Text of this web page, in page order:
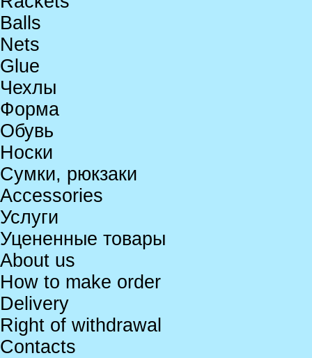
Balls
Nets
Glue
Чехлы
Форма
Обувь
Носки
Сумки, рюкзаки
Accessories
Услуги
Уцененные товары
About us
How to make order
Delivery
Right of withdrawal
Contacts